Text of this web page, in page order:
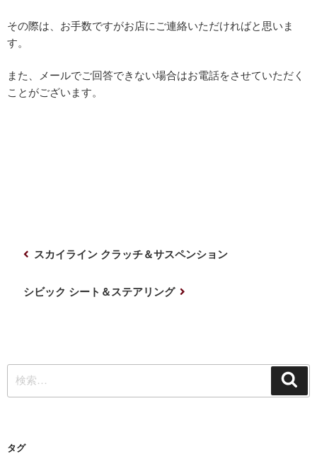
その際は、お手数ですがお店にご連絡いただければと思いま
す。
また、メールでご回答できない場合はお電話をさせていただく
ことがございます。
シ
ョ
スカイライン クラッチ＆サスペンション
シビック シート＆ステアリング
索:
タグ